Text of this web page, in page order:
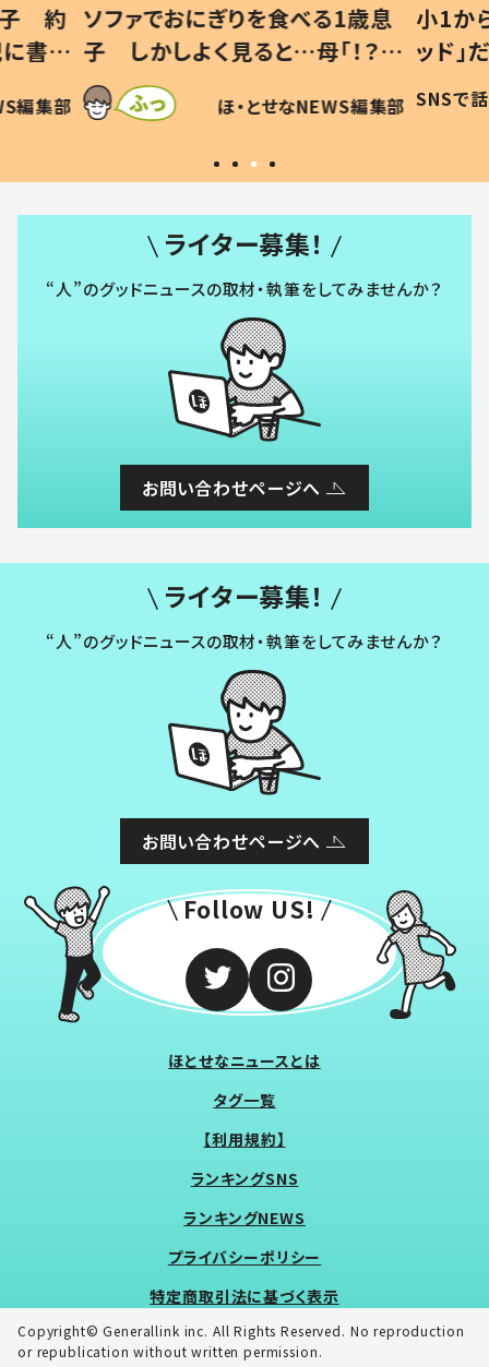
歳息
？」
編集部
小1から不登校、息子は「ギフテ
ッド」だった 父が“ウチ給食”を
作り続ける理由とは #令和の親
#令和の子
SNSで話題 ほ・とせなNEWS編集部
ひ孫
が、抱
「涙
い」
ライター募集！
“人”のグッドニュースの取材・執筆をしてみませんか？
お問い合わせページへ
ライター募集！
“人”のグッドニュースの取材・執筆をしてみませんか？
お問い合わせページへ
Follow US!
ほとせなニュースとは
タグ一覧
【利用規約】
ランキングSNS
ランキングNEWS
プライバシーポリシー
特定商取引法に基づく表示
Copyright© Generallink inc. All Rights Reserved. No reproduction
or republication without written permission.